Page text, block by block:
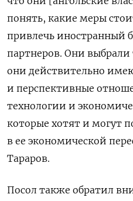
понять, какие меры
привлечь иностранный
партнеров. Они выбрали
они действительно
и перспективные
технологии и
которые хотят и могут
в ее экономической
Тараров.
Посол также обратил